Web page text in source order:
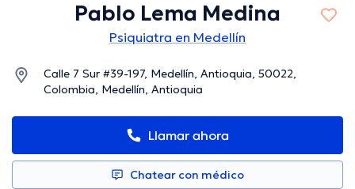
Pablo Lema Medina
Psiquiatra en Medellín
Calle 7 Sur #39-197, Medellín, Antioquia, 50022,
Colombia, Medellín, Antioquia
Llamar ahora
Chatear con médico